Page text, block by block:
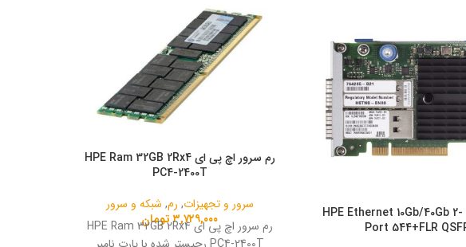
کارت شبکه HPE Ethernet 10Gb/40Gb 2-
Port 544+FLR
رم سرور اچ پی ای HPE Ram 32GB 2Rx4
PC4-2400T
سرور و تجهیزات, رم, شبکه و سرور
۳,۷۲۹,۰۰۰ تومان
رم سرور اچ پی ای HPE Ram 32GB 2Rx4